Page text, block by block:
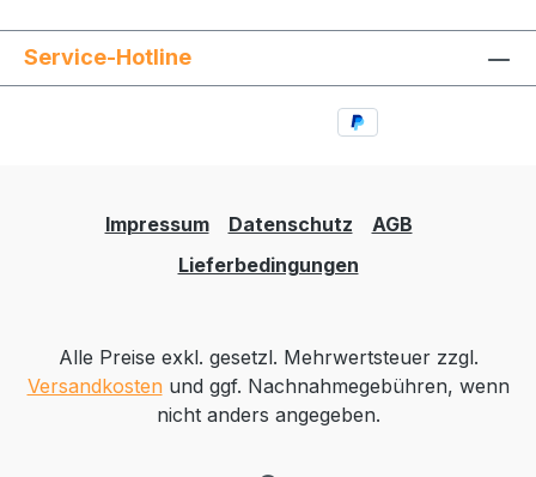
Service-Hotline
Impressum Datenschutz
AGB
Lieferbedingungen
Alle Preise exkl. gesetzl. Mehrwertsteuer zzgl.
Versandkosten und ggf. Nachnahmegebühren, wenn
nicht anders angegeben.